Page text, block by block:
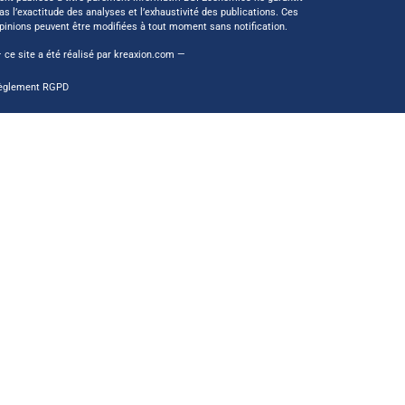
l’exactitude des analyses et l’exhaustivité des publications. Ces
peuvent être modifiées à tout moment sans notification.
ce site a été réalisé par kreaxion.com —
RGPD